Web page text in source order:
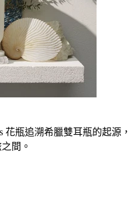
花瓶追溯希臘雙耳瓶的起源，
間。